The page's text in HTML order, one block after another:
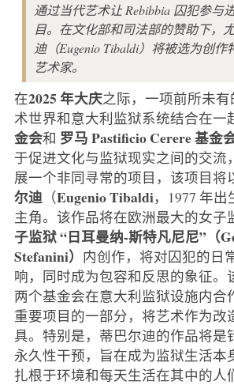
通过当代艺术让 Rebibbia 囚犯参与
目。在文化部和司法部的赞助下，
迪（Eugenio Tibaldi）将被选为创
艺术家。
在2025 年大庆之际，一项前所未
术世界和意大利监狱系统结合在一
金会和 罗马Pastificio Cerere 基金
于促进文化与监狱现实之间的交流
展一个非同寻常的项目，该项目将
尔迪 （Eugenio Tibaldi，1977 年
主角。该作品将在欧洲最大的女子
子监狱“日耳曼纳-斯特凡尼尼”（
Stefanini） 内创作，将对囚犯的日
响，同时成为包容和反思的象征。
两个基金会在意大利监狱设施内合
重要项目的一部分，将艺术作为改
具。特别是，蒂巴尔迪的作品将是
永久性干预，旨在成为监狱生活本
扎根于环境和每天生活在其中的人